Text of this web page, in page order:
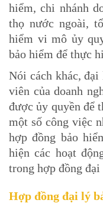
hiểm, chi nhánh
thọ nước ngoài,
hiểm vi mô ủy
bảo hiểm để thực
Nói cách khác,
viên của doanh
được ủy quyền để
một số công việc
hợp đồng bảo
hiện các hoạt
trong hợp đồng
Hợp đồng đại lý